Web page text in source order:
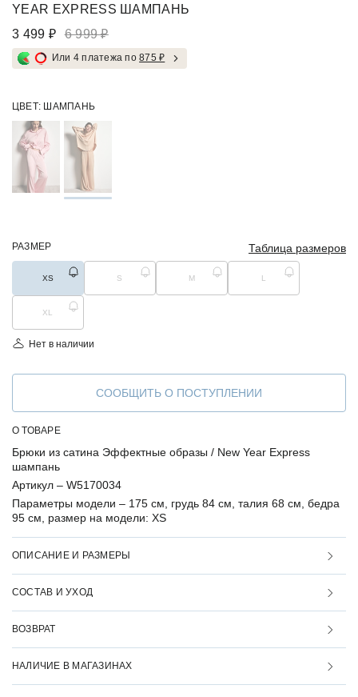
YEAR EXPRESS ШАМПАНЬ
3 499 ₽
6 999 ₽
Или 4 платежа по875 ₽
ЦВЕТ: ШАМПАНЬ
РАЗМЕР Таблица размеров
XS S M L
XL
Нет в наличии
СООБЩИТЬ О ПОСТУПЛЕНИИ
О ТОВАРЕ
Брюки из сатина Эффектные образы / New Year Express
шампань
Артикул – W5170034
Параметры модели – 175 см, грудь 84 см, талия 68 см, бедра
95 см, размер на модели: XS
ОПИСАНИЕ И РАЗМЕРЫ
СОСТАВ И УХОД
ВОЗВРАТ
НАЛИЧИЕ В МАГАЗИНАХ